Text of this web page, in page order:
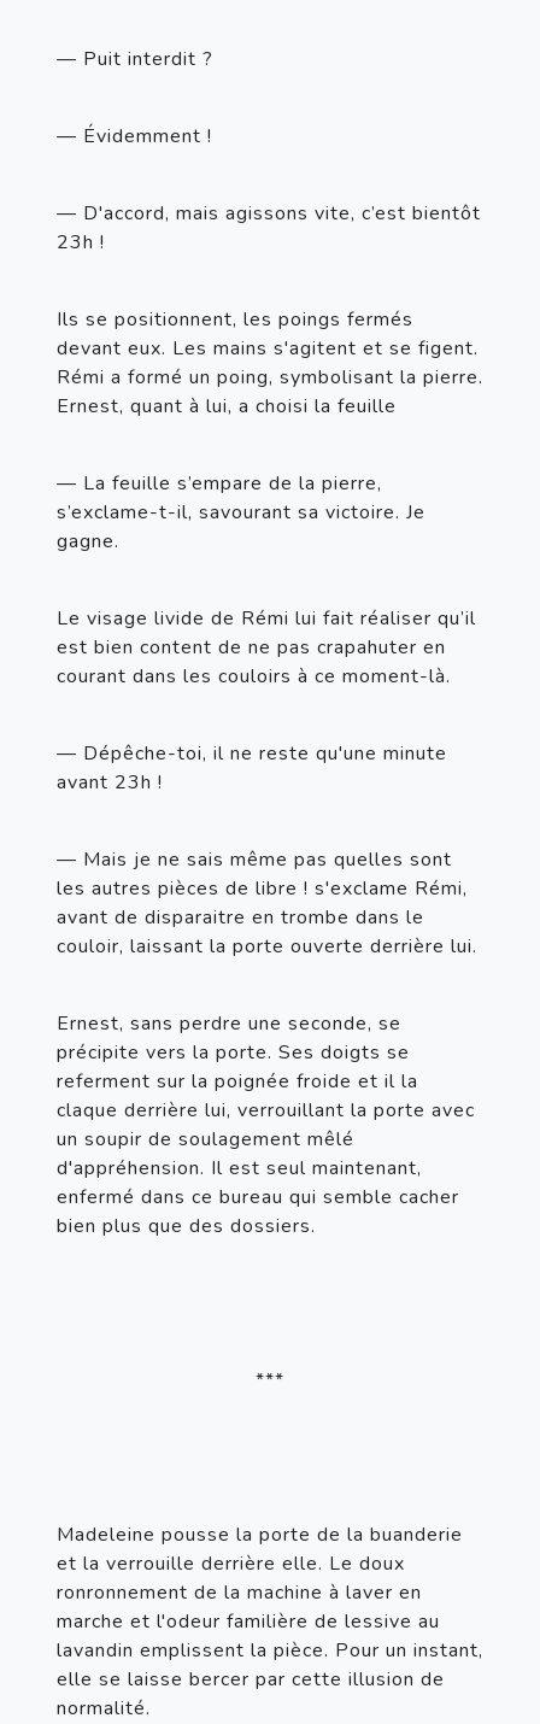
— Puit interdit ?
— Évidemment !
— D'accord, mais agissons vite, c’est bientôt
23h !
Ils se positionnent, les poings fermés
devant eux. Les mains s'agitent et se figent.
Rémi a formé un poing, symbolisant la pierre.
Ernest, quant à lui, a choisi la feuille
— La feuille s’empare de la pierre,
s’exclame-t-il, savourant sa victoire. Je
gagne.
Le visage livide de Rémi lui fait réaliser qu’il
est bien content de ne pas crapahuter en
courant dans les couloirs à ce moment-là.
— Dépêche-toi, il ne reste qu'une minute
avant 23h !
— Mais je ne sais même pas quelles sont
les autres pièces de libre ! s'exclame Rémi,
avant de disparaitre en trombe dans le
couloir, laissant la porte ouverte derrière lui.
Ernest, sans perdre une seconde, se
précipite vers la porte. Ses doigts se
referment sur la poignée froide et il la
claque derrière lui, verrouillant la porte avec
un soupir de soulagement mêlé
d'appréhension. Il est seul maintenant,
enfermé dans ce bureau qui semble cacher
bien plus que des dossiers.
***
Madeleine pousse la porte de la buanderie
et la verrouille derrière elle. Le doux
ronronnement de la machine à laver en
marche et l'odeur familière de lessive au
lavandin emplissent la pièce. Pour un instant,
elle se laisse bercer par cette illusion de
normalité.